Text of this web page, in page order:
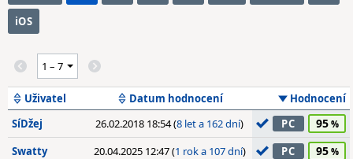
iOS
Uživatel Datum hodnocení
Hodnocení
SíDžej
26.02.2018 18:54 (8 let a 162 dní) PC 95
Swatty 20.04.2025 12:47 (1 rok a 107 dní) PC 95